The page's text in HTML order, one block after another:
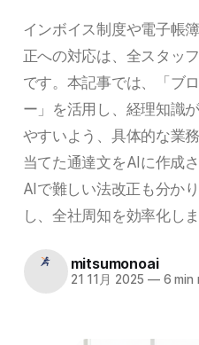
インボイス制度や電子帳
正への対応は、全スタッ
です。本記事では、「ブ
ー」を活用し、経理知識
やすいよう、具体的な業
当てた通達文をAIに作成
AIで難しい法改正も分か
し、全社周知を効率化しま
mitsumonoai
21 11月 2025 —6 min